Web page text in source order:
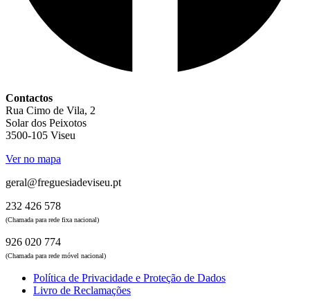
Contactos
Rua Cimo de Vila, 2
Solar dos Peixotos
3500-105 Viseu
Ver no mapa
geral@freguesiadeviseu.pt
232 426 578
(Chamada para rede fixa nacional)
926 020 774
(Chamada para rede móvel nacional)
Política de Privacidade e Proteção de Dados
Livro de Reclamações